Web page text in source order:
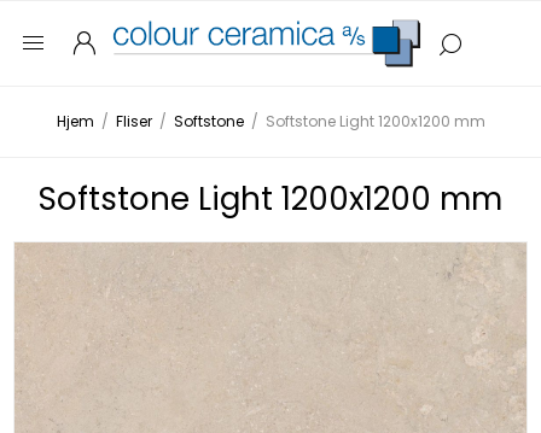
Hjem / Fliser / Softstone / Softstone Light 1200x1200 mm
Softstone Light 1200x1200 mm